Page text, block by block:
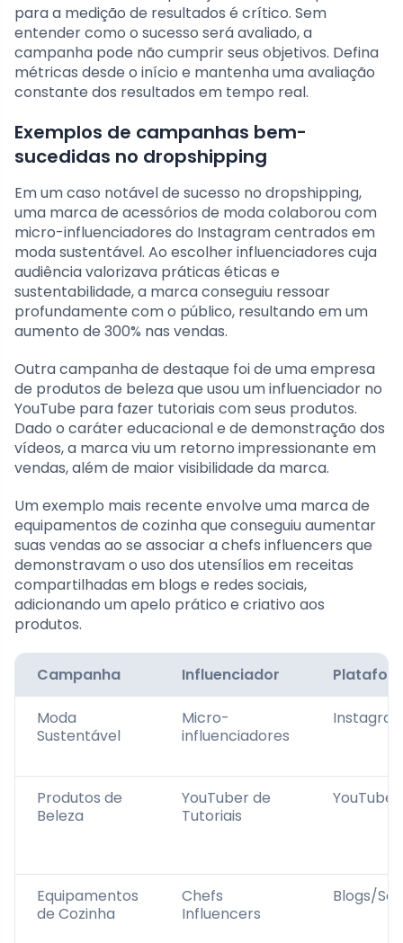
para a medição de resultados é crítico. Sem
entender como o sucesso será avaliado, a
campanha pode não cumprir seus objetivos. Defina
métricas desde o início e mantenha uma avaliação
constante dos resultados em tempo real.
Exemplos de campanhas bem-
sucedidas no dropshipping
Em um caso notável de sucesso no dropshipping,
uma marca de acessórios de moda colaborou com
micro-influenciadores do Instagram centrados em
moda sustentável. Ao escolher influenciadores cuja
audiência valorizava práticas éticas e
sustentabilidade, a marca conseguiu ressoar
profundamente com o público, resultando em um
aumento de 300% nas vendas.
Outra campanha de destaque foi de uma empresa
de produtos de beleza que usou um influenciador no
YouTube para fazer tutoriais com seus produtos.
Dado o caráter educacional e de demonstração dos
vídeos, a marca viu um retorno impressionante em
vendas, além de maior visibilidade da marca.
Um exemplo mais recente envolve uma marca de
equipamentos de cozinha que conseguiu aumentar
suas vendas ao se associar a chefs influencers que
demonstravam o uso dos utensílios em receitas
compartilhadas em blogs e redes sociais,
adicionando um apelo prático e criativo aos
produtos.
Campanha Influenciador
Moda
Sustentável
Micro-
influenciadores
Produtos de
Beleza
YouTuber de
Tutoriais
YouTube
Equipamentos
de Cozinha
Chefs
Influencers
Blogs/